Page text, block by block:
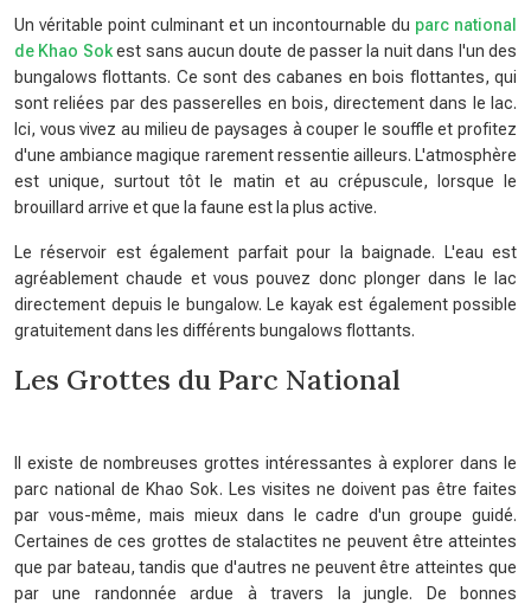
Un véritable point culminant et un incontournable du parc national
de Khao Sokest sans aucun doute de passer la nuit dans l'un des
bungalows flottants. Ce sont des cabanes en bois flottantes, qui
sont reliées par des passerelles en bois, directement dans le lac.
Ici, vous vivez au milieu de paysages à couper le souffle et profitez
d'une ambiance magique rarement ressentie ailleurs. L'atmosphère
est unique, surtout tôt le matin et au crépuscule, lorsque le
brouillard arrive et que la faune est la plus active.
Le réservoir est également parfait pour la baignade. L'eau est
agréablement chaude et vous pouvez donc plonger dans le lac
directement depuis le bungalow. Le kayak est également possible
gratuitement dans les différents bungalows flottants.
Les Grottes du Parc National
Il existe de nombreuses grottes intéressantes à explorer dans le
parc national de Khao Sok. Les visites ne doivent pas être faites
par vous-même, mais mieux dans le cadre d'un groupe guidé.
Certaines de ces grottes de stalactites ne peuvent être atteintes
que par bateau, tandis que d'autres ne peuvent être atteintes que
par une randonnée ardue à travers la jungle. De bonnes